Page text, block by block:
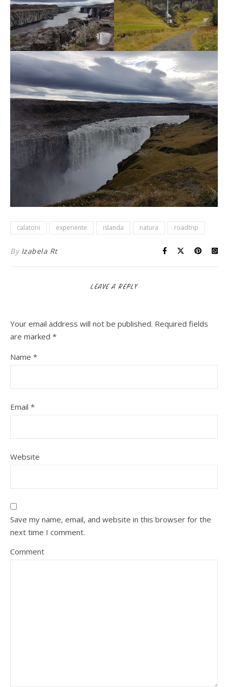
calatorii experiente islanda natura roadtrip
By Izabela Rt
LEAVE A REPLY
Your email address will not be published. Required fields
are marked *
Name *
Email *
Website
Save my name, email, and website in this browser for the
next time I comment.
Comment